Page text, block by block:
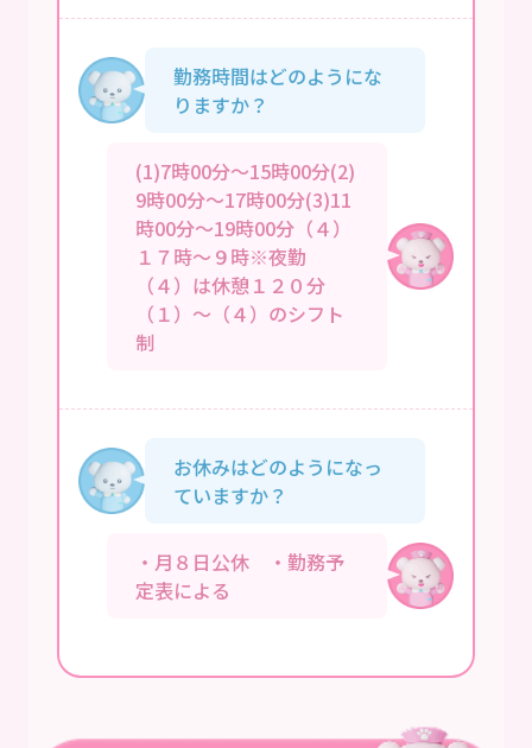
勤務時間はどのようにな
りますか？
(1)7時00分～15時00分(2)
9時00分～17時00分(3)11
時00分～19時00分（４）
１７時～９時※夜勤
（４）は休憩１２０分
（１）～（４）のシフト
制
お休みはどのようになっ
ていますか？
・月８日公休 ・勤務予
定表による